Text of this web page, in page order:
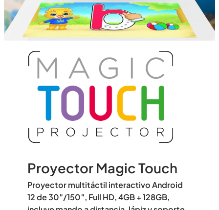
Proyector Magic Touch
Proyector multitáctil interactivo Android
12 de 30″/150″, Full HD, 4GB + 128GB,